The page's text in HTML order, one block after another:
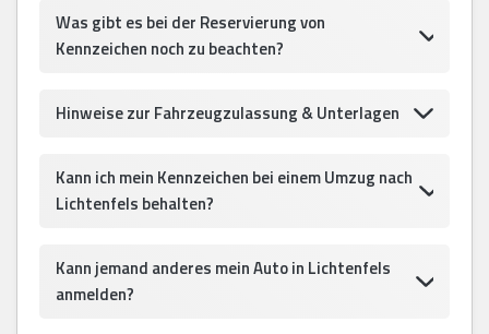
Was gibt es bei der Reservierung von
Kennzeichen noch zu beachten?
Hinweise zur Fahrzeugzulassung & Unterlagen
Kann ich mein Kennzeichen bei einem Umzug nach
Lichtenfels behalten?
Kann jemand anderes mein Auto in Lichtenfels
anmelden?